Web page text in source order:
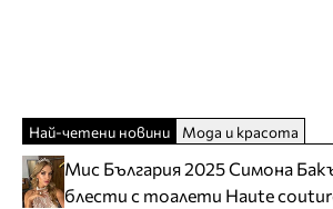
Най-четени новини Мода и красота
Мис България 2025 Симона
блести с тоалети Haute